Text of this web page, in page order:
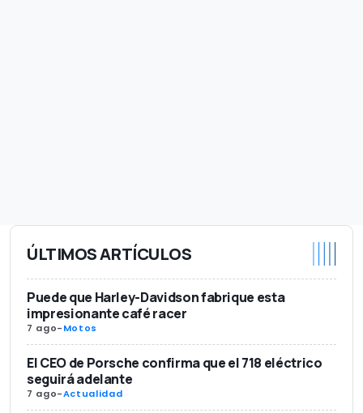
ÚLTIMOS ARTÍCULOS
Puede que Harley-Davidson fabrique esta
impresionante café racer
7 ago-Motos
El CEO de Porsche confirma que el 718 eléctrico
seguirá adelante
7 ago-Actualidad